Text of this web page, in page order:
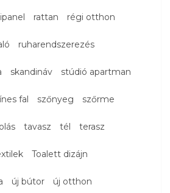
rattan régi otthon
ruharendszerezés
skandináv stúdió apartman
fal szőnyeg szőrme
tavasz tél terasz
Toalett dizájn
új bútor új otthon